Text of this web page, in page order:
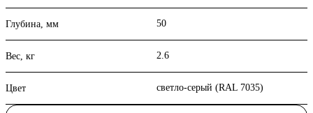
Глубина, мм 50
Вес, кг 2.6
Цвет светло-серый (RAL 7035)